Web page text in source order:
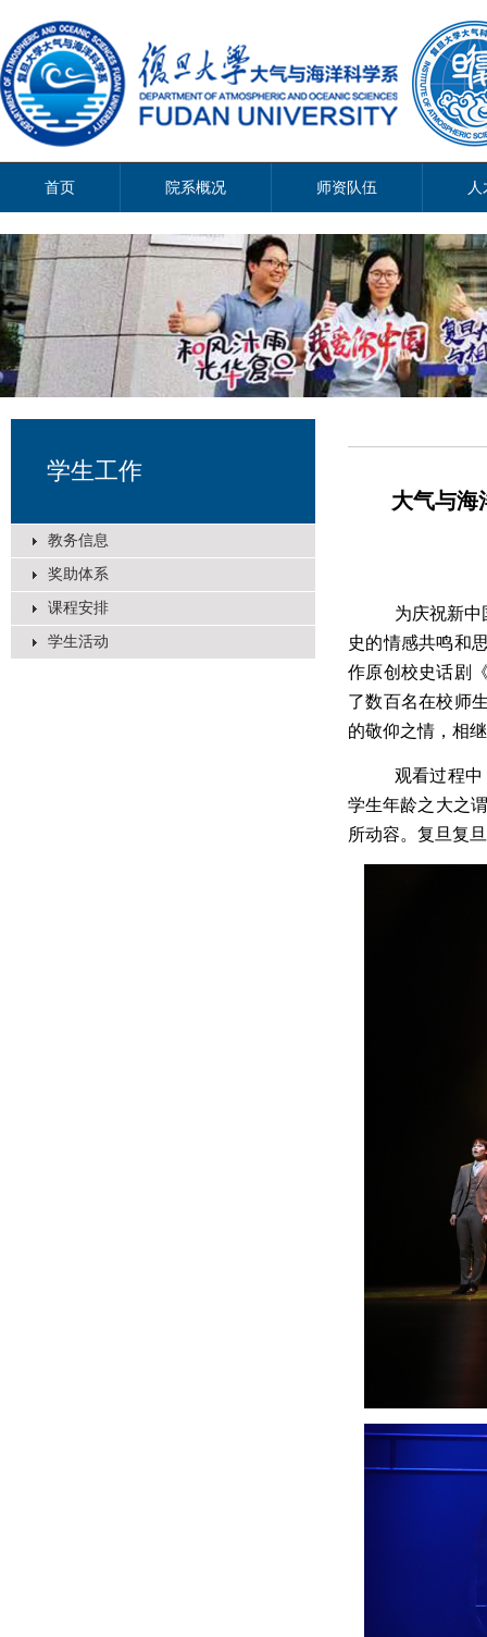
首页 院系概况 师资队伍 人
学生工作
教务信息
奖助体系
课程安排
学生活动
大气与海
为庆祝新中
史的情感共鸣和
作原创校史话剧
了数百名在校师
的敬仰之情，相
观看过程
学生年龄之大之
所动容。复旦复